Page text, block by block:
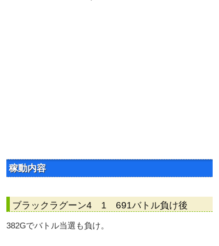
稼動内容
ブラックラグーン4 1 691バトル負け後
382Gでバトル当選も負け。